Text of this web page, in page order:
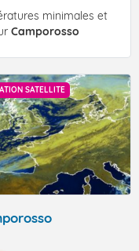
minimales et
Camporosso
SATELLITE